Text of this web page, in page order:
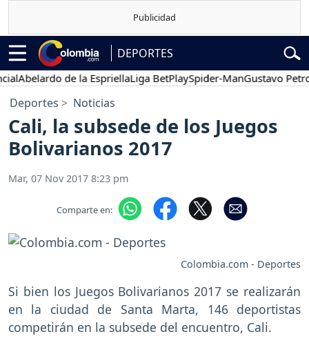
DEPORTES
Abelardo de la EspriellaLiga BetPlaySpider-ManGustavo Petro
Deportes Noticias
Cali, la subsede de los Juegos
Bolivarianos 2017
Mar, 07 Nov 2017 8:23 pm
Comparte en:
Colombia.com - Deportes
Si bien los Juegos Bolivarianos 2017 se realizarán
en la ciudad de Santa Marta, 146 deportistas
competirán en la subsede del encuentro, Cali.